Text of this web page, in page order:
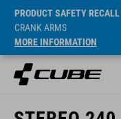
PRODUCT SAFETY RECALL
CRANK ARMS
MORE INFORMATION